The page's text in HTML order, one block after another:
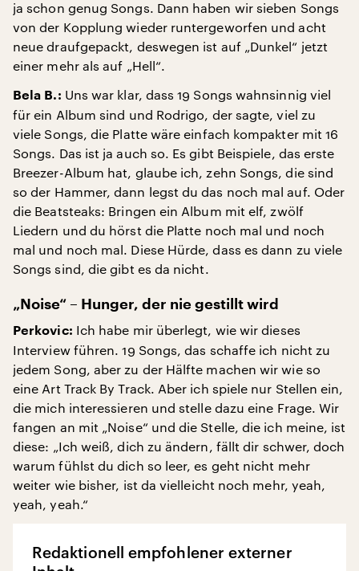
ja schon genug Songs. Dann haben wir sieben Songs
von der Kopplung wieder runtergeworfen und acht
neue draufgepackt, deswegen ist auf „Dunkel“ jetzt
einer mehr als auf „Hell“.
Bela B.: Uns war klar, dass 19 Songs wahnsinnig viel
für ein Album sind und Rodrigo, der sagte, viel zu
viele Songs, die Platte wäre einfach kompakter mit 16
Songs. Das ist ja auch so. Es gibt Beispiele, das erste
Breezer-Album hat, glaube ich, zehn Songs, die sind
so der Hammer, dann legst du das noch mal auf. Oder
die Beatsteaks: Bringen ein Album mit elf, zwölf
Liedern und du hörst die Platte noch mal und noch
mal und noch mal. Diese Hürde, dass es dann zu viele
Songs sind, die gibt es da nicht.
„Noise“ – Hunger, der nie gestillt wird
Perkovic: Ich habe mir überlegt, wie wir dieses
Interview führen. 19 Songs, das schaffe ich nicht zu
jedem Song, aber zu der Hälfte machen wir wie so
eine Art Track By Track. Aber ich spiele nur Stellen ein,
die mich interessieren und stelle dazu eine Frage. Wir
fangen an mit „Noise“ und die Stelle, die ich meine, ist
diese: „Ich weiß, dich zu ändern, fällt dir schwer, doch
warum fühlst du dich so leer, es geht nicht mehr
weiter wie bisher, ist da vielleicht noch mehr, yeah,
yeah, yeah.“
Redaktionell empfohlener externer